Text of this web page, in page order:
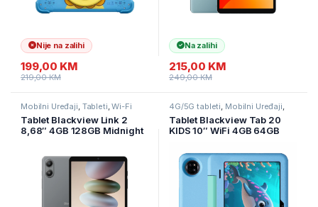
Nije na zalihi
199,00 KM
219,00KM
Na zalihi
215,00 KM
249,00KM
Mobilni Uređaji Tableti ,Wi-Fi
Tablet Blackview Link 2
8,68″ 4GB 128GB Midnight
4G/5G tableti Mobilni Uređaji
Tablet Blackview Tab 20
KIDS 10″ WiFi 4GB 64GB